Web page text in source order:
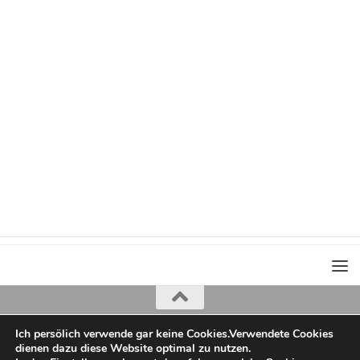
Iris Greiner
copyright 2022
Ich persölich verwende gar keine Cookies.Verwendete Cookies
dienen dazu diese Website optimal zu nutzen.